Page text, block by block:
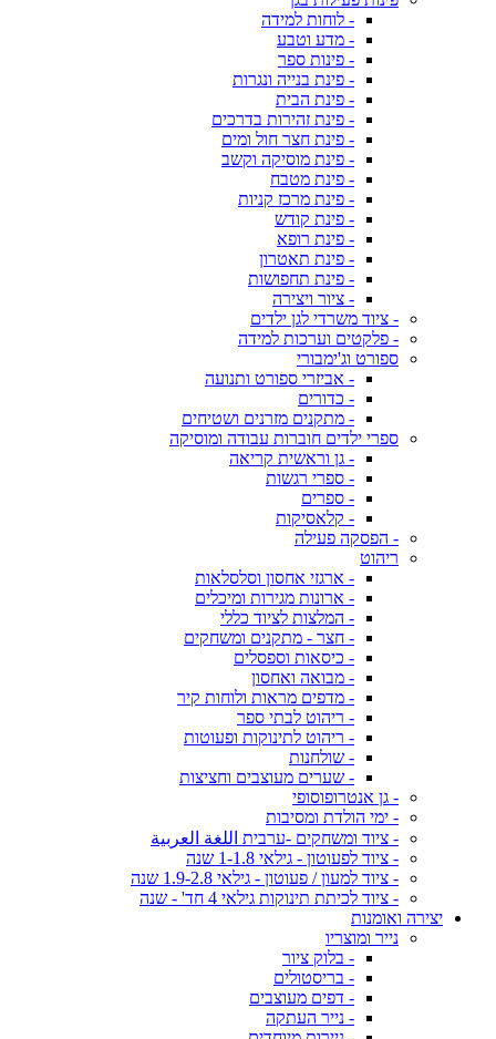
- לוחות למידה
- מדע וטבע
- פינות ספר
- פינת בנייה ונגרות
- פינת הבית
- פינת זהירות בדרכים
- פינת חצר חול ומים
- פינת מוסיקה וקשב
- פינת מטבח
- פינת מרכז קניות
- פינת קודש
- פינת רופא
- פינת תאטרון
- פינת תחפושות
- ציור ויצירה
- ציוד משרדי לגן ילדים
- פלקטים וערכות למידה
ספורט וג'ימבורי
- אביזרי ספורט ותנועה
- כדורים
- מתקנים מזרנים ושטיחים
ספרי ילדים חוברות עבודה ומוסיקה
- גן וראשית קריאה
- ספרי רגשות
- ספרים
- קלאסיקות
- הפסקה פעילה
ריהוט
- ארגזי אחסון וסלסלאות
- ארונות מגירות ומיכלים
- המלצות לציוד כללי
- חצר - מתקנים ומשחקים
- כיסאות וספסלים
- מבואה ואחסון
- מדפים מראות ולוחות קיר
- ריהוט לבתי ספר
- ריהוט לתינוקות ופעוטות
- שולחנות
- שערים מעוצבים וחציצות
- גן אנטרופוסופי
- ימי הולדת ומסיבות
- ציוד ומשחקים -ערבית اللغة العربية
- ציוד לפעוטון - גילאי 1-1.8 שנה
- ציוד למעון / פעוטון - גילאי 1.9-2.8 שנה
- ציוד לכיתת תינוקות גילאי 4 חד' - שנה
יצירה ואומנות
נייר ומוצריו
- בלוק ציור
- בריסטולים
- דפים מעוצבים
- נייר העתקה